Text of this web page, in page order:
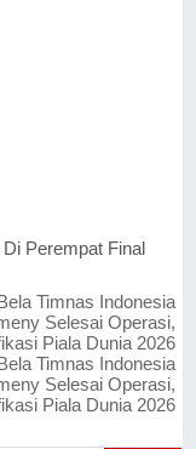
Perempat Final
Timnas Indonesia
Selesai Operasi,
Piala Dunia 2026
Timnas Indonesia
Selesai Operasi,
Piala Dunia 2026